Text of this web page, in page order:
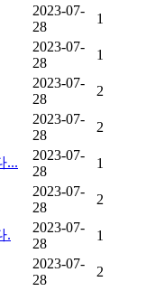
2023-07-
28
1
2023-07-
28
1
2023-07-
28
2
2023-07-
28
2
...
2023-07-
28
1
2023-07-
28
2
.
2023-07-
28
1
2023-07-
28
2